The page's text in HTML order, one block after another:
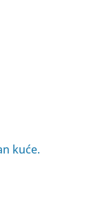
kuće.